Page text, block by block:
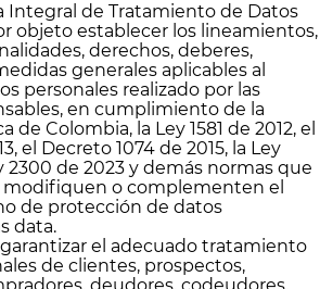
Integral de Tratamiento de Datos
objeto establecer los lineamientos,
derechos, deberes,
generales aplicables al
personales realizado por las
en cumplimiento de la
Colombia, la Ley 1581 de 2012, el
el Decreto 1074 de 2015, la Ley
2300 de 2023 y demás normas que
modifiquen o complementen el
de protección de datos
data.
el adecuado tratamiento
de clientes, prospectos,